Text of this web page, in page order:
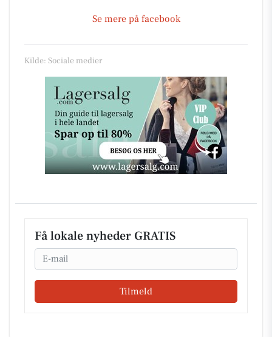
Se mere på facebook
Kilde: Sociale medier
Få lokale nyheder GRATIS
Email
Tilmeld